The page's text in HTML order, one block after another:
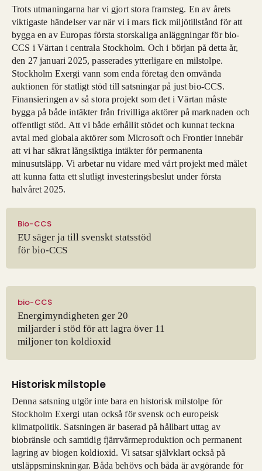
Trots utmaningarna har vi gjort stora framsteg. En av årets
viktigaste händelser var när vi i mars fick miljötillstånd för att
bygga en av Europas första storskaliga anläggningar för bio-
CCS i Värtan i centrala Stockholm. Och i början på detta år,
den 27 januari 2025, passerades ytterligare en milstolpe.
Stockholm Exergi vann som enda företag den omvända
auktionen för statligt stöd till satsningar på just bio-CCS.
Finansieringen av så stora projekt som det i Värtan måste
bygga på både intäkter från frivilliga aktörer på marknaden och
offentligt stöd. Att vi både erhållit stödet och kunnat teckna
avtal med globala aktörer som Microsoft och Frontier innebär
att vi har säkrat långsiktiga intäkter för permanenta
minusutsläpp. Vi arbetar nu vidare med vårt projekt med målet
att kunna fatta ett slutligt investeringsbeslut under första
halvåret 2025.
Bio-CCS
EU säger ja till svenskt statsstöd
för bio-CCS
bio-CCS
Energimyndigheten ger 20
miljarder i stöd för att lagra över 11
miljoner ton koldioxid
Historisk milstople
Denna satsning utgör inte bara en historisk milstolpe för
Stockholm Exergi utan också för svensk och europeisk
klimatpolitik. Satsningen är baserad på hållbart uttag av
biobränsle och samtidig fjärrvärmeproduktion och permanent
lagring av biogen koldioxid. Vi satsar självklart också på
utsläppsminskningar. Båda behövs och båda är avgörande för